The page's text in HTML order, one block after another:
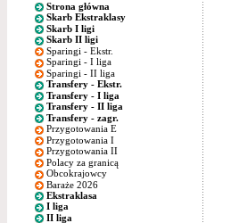
Strona główna
Skarb Ekstraklasy
Skarb I ligi
Skarb II ligi
Sparingi - Ekstr.
Sparingi - I liga
Sparingi - II liga
Transfery - Ekstr.
Transfery - I liga
Transfery - II liga
Transfery - zagr.
Przygotowania E
Przygotowania I
Przygotowania II
Polacy za granicą
Obcokrajowcy
Baraże 2026
Ekstraklasa
I liga
II liga